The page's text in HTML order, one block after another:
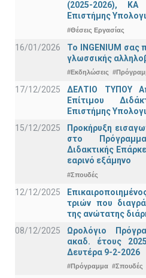
(2025-2026),
Επιστήμης
#Θέσεις Εργασίας
16/01/2026
Το INGENIUM σας
γλωσσικής
#Εκδηλώσεις
17/12/2025
ΔΕΛΤΙΟ ΤΥΠΟΥ
Επίτιμου
Επιστήμης
15/12/2025
Προκήρυξη
στο
Διδακτικής
εαρινό εξάμηνο
#Σπουδές
12/12/2025
τριών που
της ανώτατης
08/12/2025
Ωρολόγιο
ακαδ. έτους
Δευτέρα 9-2-2026
#Πρόγραμμα #Σπουδές